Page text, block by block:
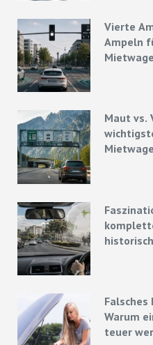
Vierte
Ampeln
Maut vs.
Warum
teuer